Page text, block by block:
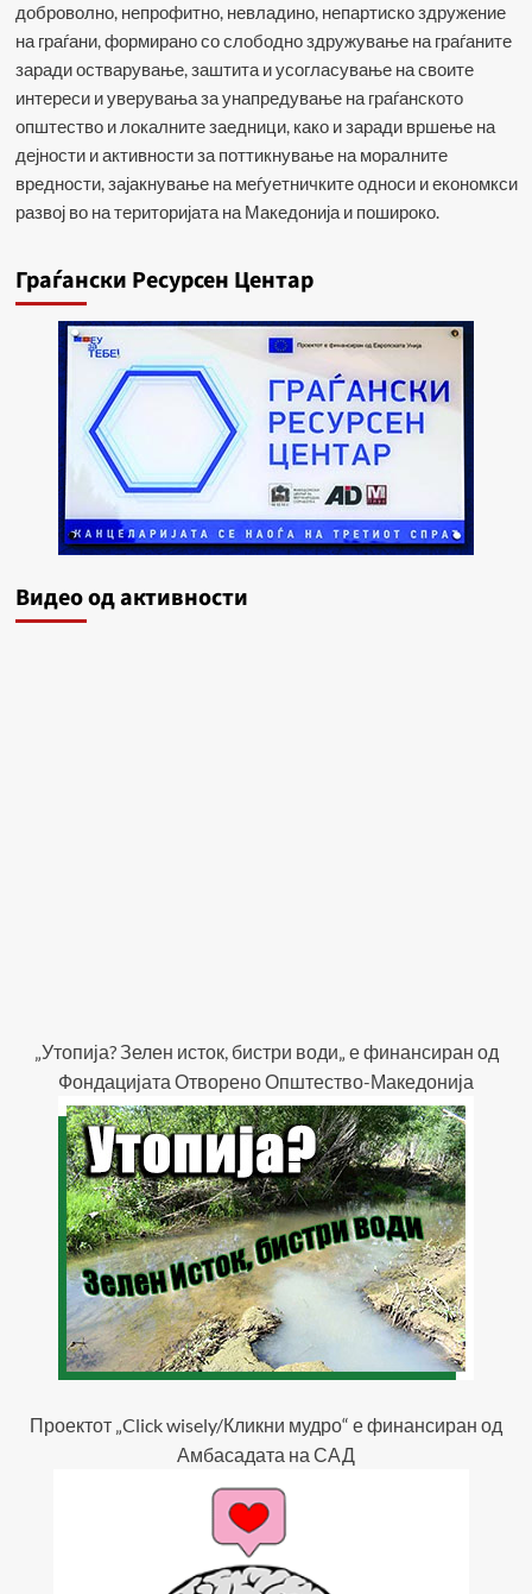
доброволно, непрофитно, невладино, непартиско здружение
на граѓани, формирано со слободно здружување на граѓаните
заради остварување, заштита и усогласување на своите
интереси и уверувања за унапредување на граѓанското
општество и локалните заедници, како и заради вршење на
дејности и активности за поттикнување на моралните
вредности, зајакнување на меѓуетничките односи и економкси
развој во на територијата на Македонија и пошироко.
Граѓански Ресурсен Центар
Видеo од активности
„Утопија? Зелен исток, бистри води„ е финансиран од
Фондацијата Отворено Општество-Македонија
Проектот „Click wisely/Кликни мудро“ е финансиран од
Амбасадата на САД